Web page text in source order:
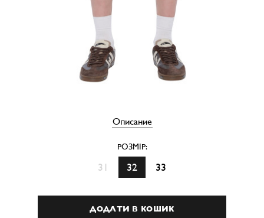
Описание
РОЗМІР:
31 32 33
ДОДАТИ В КОШИК